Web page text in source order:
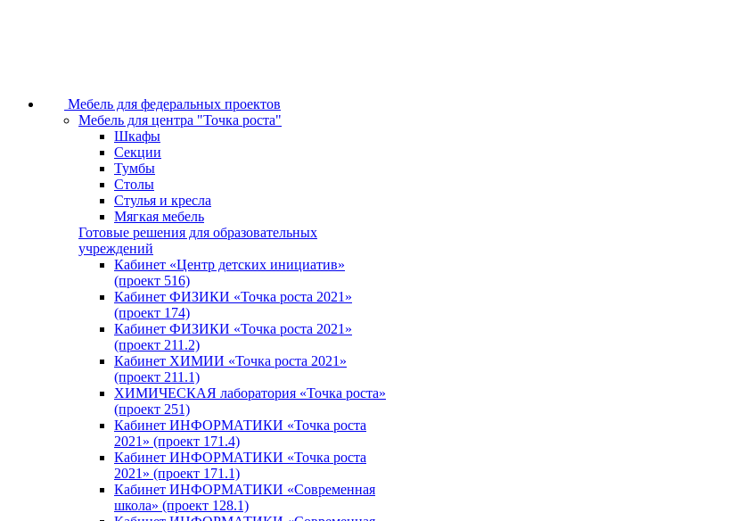
Мебель для федеральных проектов
Мебель для центра "Точка роста"
Шкафы
Секции
Тумбы
Столы
Стулья и кресла
Мягкая мебель
Готовые решения для образовательных
учреждений
Кабинет «Центр детских инициатив»
(проект 516)
Кабинет ФИЗИКИ «Точка роста 2021»
(проект 174)
Кабинет ФИЗИКИ «Точка роста 2021»
(проект 211.2)
Кабинет ХИМИИ «Точка роста 2021»
(проект 211.1)
ХИМИЧЕСКАЯ лаборатория «Точка роста»
(проект 251)
Кабинет ИНФОРМАТИКИ «Точка роста
2021» (проект 171.4)
Кабинет ИНФОРМАТИКИ «Точка роста
2021» (проект 171.1)
Кабинет ИНФОРМАТИКИ «Современная
школа» (проект 128.1)